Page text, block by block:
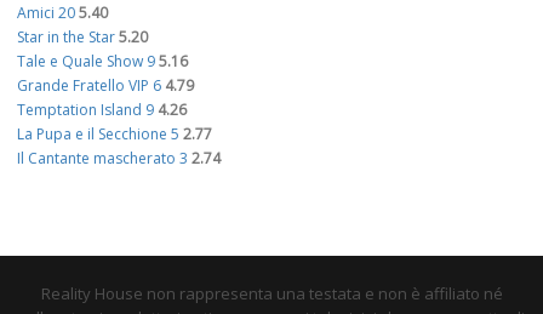
Amici 205.40
Star in the Star5.20
Tale e Quale Show 95.16
Grande Fratello VIP 6 4.79
Temptation Island 9 4.26
La Pupa e il Secchione 5 2.77
Il Cantante mascherato 3 2.74
Reality House non rappresenta una testata e non è affiliato né